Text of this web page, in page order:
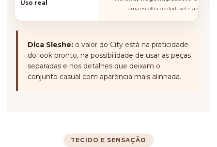
Uso real
uma escolha confortável e arrumada
Dica Sleshe: o valor do City está na praticidade
do look pronto, na possibilidade de usar as peças
separadas e nos detalhes que deixam o
conjunto casual com aparência mais alinhada.
TECIDO E SENSAÇÃO